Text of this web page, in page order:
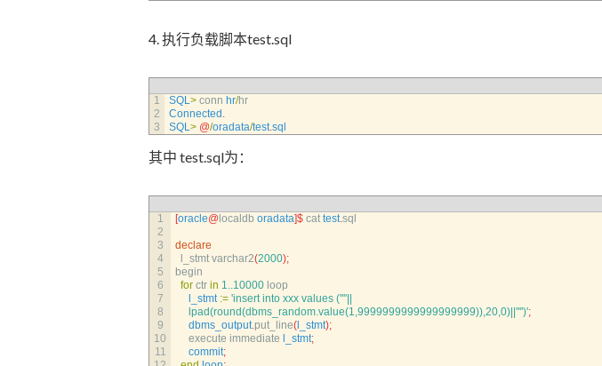
4. 执行负载脚本test.sql
1
2
3
SQL > conn hr/hr
Connected
SQL > @/oradata/test sql
其中 test.sql为：
1
2
3
4
5
6
7
8
9
10
11
[oracle@localdb oradata]$ cat test sql
declare
l_stmt varchar2(2000);
begin
for ctr in 1..10000 loop
l_stmt := 'insert into xxx values (''''||
lpad(round(dbms_random.value(1,9999999999999999999)),20,0)||'''')';
dbms_output put_line(l_stmt);
execute immediate l_stmt;
commit;